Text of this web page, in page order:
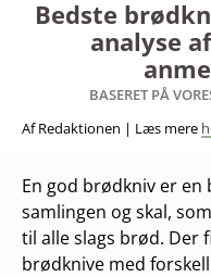
Bedste
analyse
BASERET PÅ
Af Redaktionen | Læs mere
En god brødkniv er en
samlingen og skal,
til alle slags brød. Der
brødknive med